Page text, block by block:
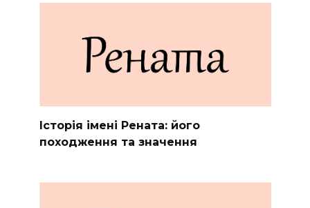
Історія імені Рената: його
походження та значення